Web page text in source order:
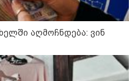
აღმოჩნდება: ვინ